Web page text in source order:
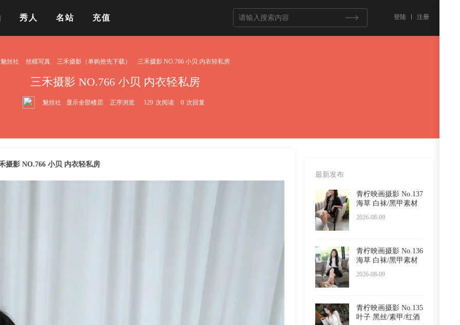
秀人 名站 充值 登陆 注册
魅丝社 丝模写真 三禾摄影（单购抢先下载） 三禾摄影 NO.766 小贝 内衣轻私房
三禾摄影 NO.766 小贝 内衣轻私房
魅丝社 显示全部楼层 正序浏览 129 次阅读 0 次回复
最新发布
青柠映画摄影 No.137
海草 白袜/黑甲素材
2026-08-09
青柠映画摄影 No.136
海草 白袜/黑甲素材
2026-08-09
青柠映画摄影 No.135
叶子 黑丝/素甲/红酒
摄影 NO.766 小贝 内衣轻私房